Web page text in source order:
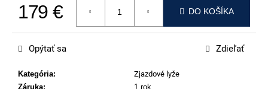
179 €
Jednotková cena:
DO KOŠÍKA
Kategória:
Zjazdové lyže
Záruka:
1 rok
Opýtať sa Zdieľať
e
ATOMIC
REDSTER
J2(SPORT
EDITION)